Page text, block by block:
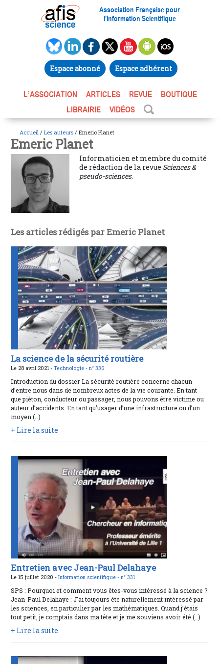
Association Française pour
l’Information Scientifique
Espace abonné Espace adhérent
L’ASSOCIATION ARTICLES REVUE
BOUTIQUE
LIBRAIRIE
VIDÉOS
Accueil / Les auteurs / Emeric Planet
Emeric Planet
Informaticien et membre du comité
de rédaction de la revue Sciences &
pseudo-sciences.
Les articles rédigés par Emeric Planet
La science de la sécurité routière
Le 28 avril 2021 -Technologie -n° 336
Introduction du dossier La sécurité routière concerne chacun
d’entre nous dans de nombreux actes de la vie courante. En tant
que piéton, conducteur ou passager, nous pouvons être victime ou
auteur d’accidents. En tant qu’usager d’une infrastructure ou d’un
moyen (…)
+ Lire la suite
Entretien avec Jean-Paul Delahaye
Le 15 juillet 2020 -Information scientifique -n° 331
SPS : Pourquoi et comment vous êtes-vous intéressé à la science ?
Jean-Paul Delahaye : J’ai toujours été naturellement intéressé par
les sciences, en particulier par les mathématiques. Quand j’étais
tout petit, je comptais dans ma tête et je me souviens avoir été (…)
+ Lire la suite